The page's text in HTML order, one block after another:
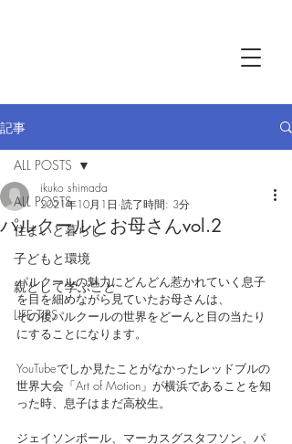
記事
ALL POSTS
住まいと暮らし
子どもと環境
親として学ぶこと
LIFE TIPS
ALL POSTS
パルクールとお母さんvol.2
ikuko shimada
2021年10月1日 読了時間: 3分
パルクールの魅力にどんどん惹かれていく息子
を目を細めながら見ていたお母さんは、
その後パルクールの世界をどーんと目の当たり
にすることになります。
YouTubeでしか見たことがなかったレッドブルの
世界大会「Art of Motion」が横浜であることを知
った時、息子はまだ高校生。
ジェイソンポール、マーカスグスタフソン、パ